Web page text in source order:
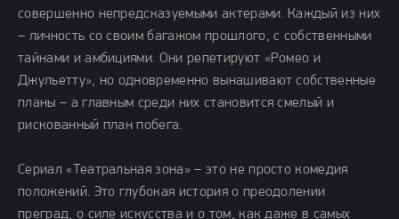
совершенно непредсказуемыми актерами. Каждый из них
– личность со своим багажом прошлого, с собственными
тайнами и амбициями. Они репетируют «Ромео и
Джульетту», но одновременно вынашивают собственные
планы – а главным среди них становится смелый и
рискованный план побега.
Сериал «Театральная зона» – это не просто комедия
положений. Это глубокая история о преодолении
преград, о силе искусства и о том, как даже в самых